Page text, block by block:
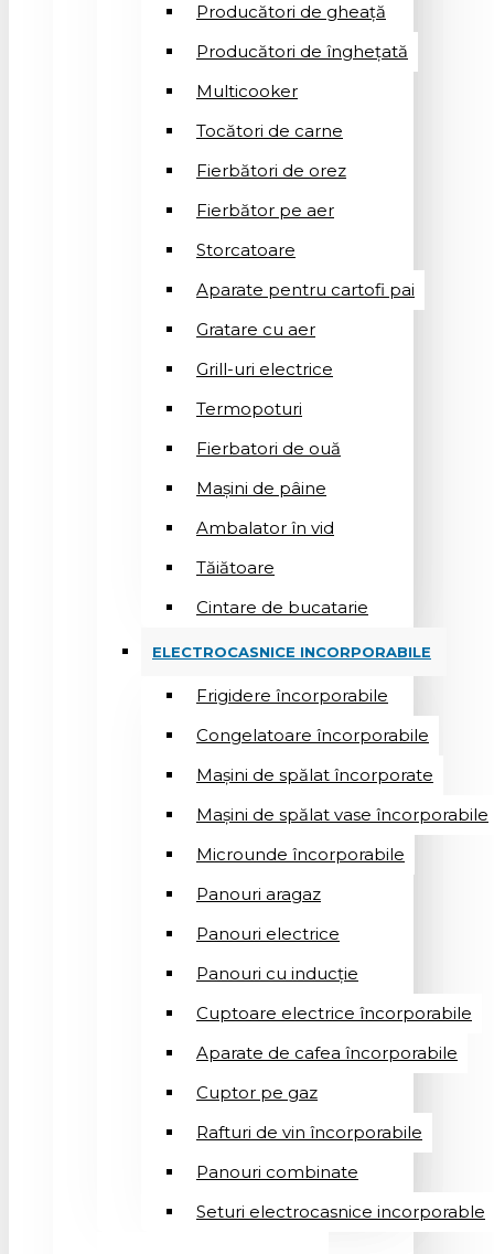
Producători de gheață
Producători de înghețată
Multicooker
Tocători de carne
Fierbători de orez
Fierbător pe aer
Storcatoare
Aparate pentru cartofi pai
Gratare cu aer
Grill-uri electrice
Termopoturi
Fierbatori de ouă
Mașini de pâine
Ambalator în vid
Tăiătoare
Cintare de bucatarie
ELECTROCASNICE INCORPORABILE
Frigidere încorporabile
Congelatoare încorporabile
Mașini de spălat încorporate
Mașini de spălat vase încorporabile
Microunde încorporabile
Panouri aragaz
Panouri electrice
Panouri cu inducție
Cuptoare electrice încorporabile
Aparate de cafea încorporabile
Cuptor pe gaz
Rafturi de vin încorporabile
Panouri combinate
Seturi electrocasnice incorporable